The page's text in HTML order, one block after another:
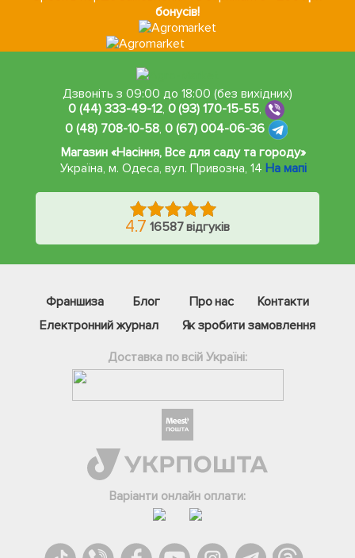
бонусів!
Дзвоніть з 09:00 до 18:00 (без вихідних)
0 (44) 333-49-12, 0 (93) 170-15-55,
0 (48) 708-10-58, 0 (67) 004-06-36
Магазин «Насіння, Все для саду та городу»
Україна, м. Одеса,вул. Привозна, 14 На мапі
4.7 16587 відгуків
Франшиза Блог Про нас
Контакти
Електронний журнал
Як зробити замовлення
Доставка по всій Україні:
Варіанти онлайн оплати:
Телеграм
Вайбер